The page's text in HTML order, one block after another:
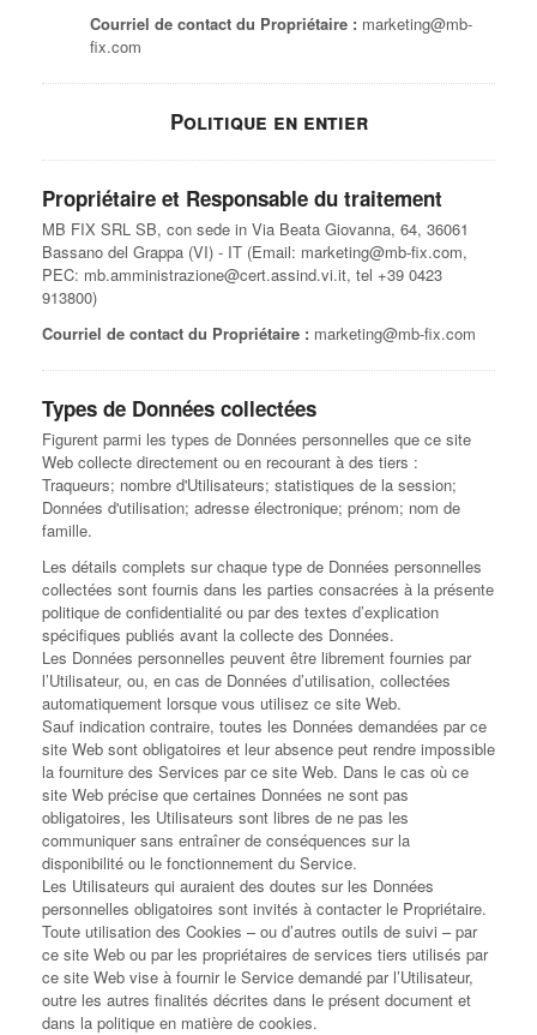
Courriel de contact du Propriétaire : marketing@mb-
fix.com
Politique en entier
Propriétaire et Responsable du traitement
MB FIX SRL SB, con sede in Via Beata Giovanna, 64, 36061
Bassano del Grappa (VI) - IT (Email: marketing@mb-fix.com,
PEC: mb.amministrazione@cert.assind.vi.it, tel +39 0423
913800)
Courriel de contact du Propriétaire : marketing@mb-fix.com
Types de Données collectées
Figurent parmi les types de Données personnelles que ce site
Web collecte directement ou en recourant à des tiers :
Traqueurs; nombre d'Utilisateurs; statistiques de la session;
Données d'utilisation; adresse électronique; prénom; nom de
famille.
Les détails complets sur chaque type de Données personnelles
collectées sont fournis dans les parties consacrées à la présente
politique de confidentialité ou par des textes d’explication
spécifiques publiés avant la collecte des Données.
Les Données personnelles peuvent être librement fournies par
l’Utilisateur, ou, en cas de Données d’utilisation, collectées
automatiquement lorsque vous utilisez ce site Web.
Sauf indication contraire, toutes les Données demandées par ce
site Web sont obligatoires et leur absence peut rendre impossible
la fourniture des Services par ce site Web. Dans le cas où ce
site Web précise que certaines Données ne sont pas
obligatoires, les Utilisateurs sont libres de ne pas les
communiquer sans entraîner de conséquences sur la
disponibilité ou le fonctionnement du Service.
Les Utilisateurs qui auraient des doutes sur les Données
personnelles obligatoires sont invités à contacter le Propriétaire.
Toute utilisation des Cookies – ou d’autres outils de suivi – par
ce site Web ou par les propriétaires de services tiers utilisés par
ce site Web vise à fournir le Service demandé par l’Utilisateur,
outre les autres finalités décrites dans le présent document et
dans la politique en matière de cookies.